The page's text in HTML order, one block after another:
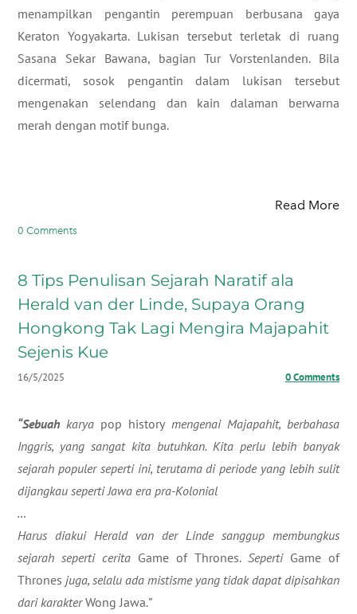
menampilkan pengantin perempuan berbusana gaya
Keraton Yogyakarta. Lukisan tersebut terletak di ruang
Sasana Sekar Bawana, bagian Tur Vorstenlanden. Bila
dicermati, sosok pengantin dalam lukisan tersebut
mengenakan selendang dan kain dalaman berwarna
merah dengan motif bunga.
Read More
0 Comments
8 Tips Penulisan Sejarah Naratif ala
Herald van der Linde, Supaya Orang
Hongkong Tak Lagi Mengira Majapahit
Sejenis Kue
16/5/2025 0 Comments
“Sebuah karya pop history mengenai Majapahit, berbahasa
Inggris, yang sangat kita butuhkan. Kita perlu lebih banyak
sejarah populer seperti ini, terutama di periode yang lebih sulit
dijangkau seperti Jawa era pra-Kolonial
…
Harus diakui Herald van der Linde sanggup membungkus
sejarah seperti cerita Game of Thrones. SepertiGame of
Thrones juga, selalu ada mistisme yang tidak dapat dipisahkan
dari karakterWong Jawa.”